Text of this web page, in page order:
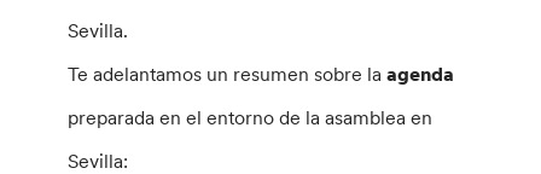
Sevilla.
Te adelantamos un resumen sobre la agenda
preparada en el entorno de la asamblea en
Sevilla: